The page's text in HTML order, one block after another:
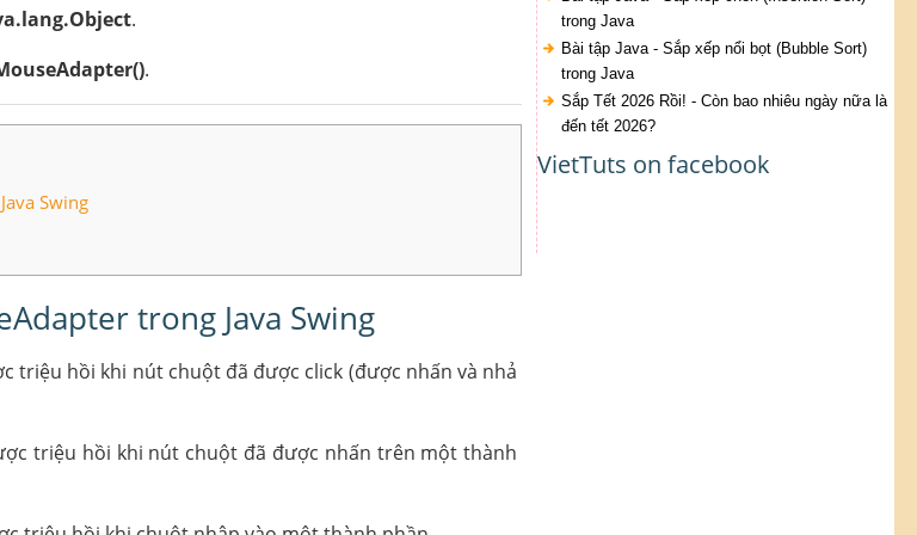
.
.
Swing
trong Java Swing
triệu hồi khi nút chuột đã được click (được nhấn và nhả
triệu hồi khi nút chuột đã được nhấn trên một thành
trong Java
Bài tập Java - Sắp xếp nổi bọt (Bubble Sort)
trong Java
Sắp Tết 2026 Rồi! - Còn bao nhiêu ngày nữa là
đến tết 2026?
VietTuts on facebook